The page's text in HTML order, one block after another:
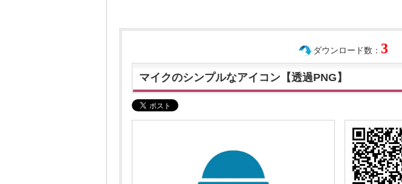
ダウンロード数： 3
マイクのシンプルなアイコン【透過PNG】